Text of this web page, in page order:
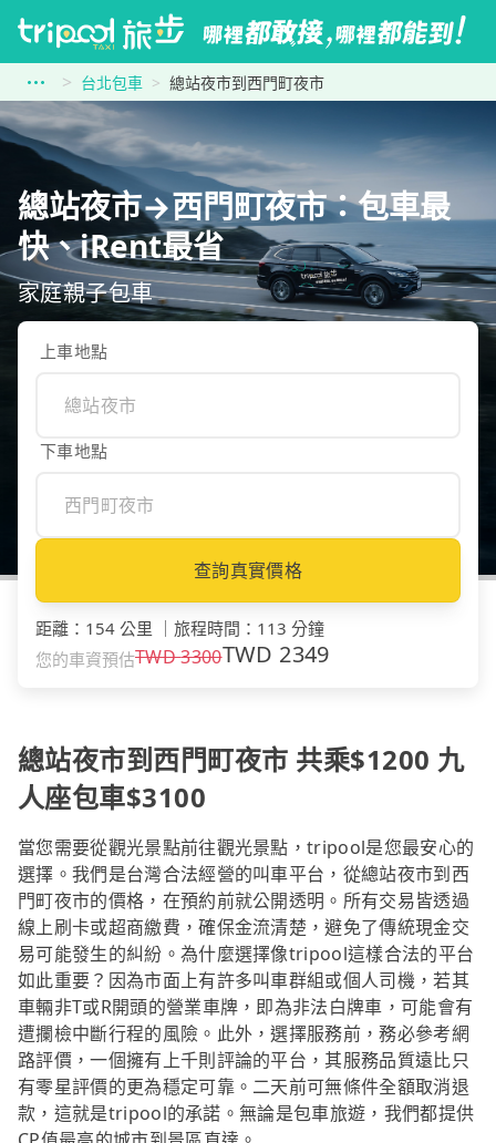
台北包車 總站夜市到西門町夜市
總站夜市→西門町夜市：包車最
快、iRent最省
家庭親子包車
上車地點
下車地點
查詢真實價格
距離 ： 154 公里 ｜ 旅程時間 ： 113 分鐘
您的車資預估TWD3300TWD 2349
總站夜市到西門町夜市 共乘$1200 九
人座包車$3100
當您需要從觀光景點前往觀光景點，tripool是您最安心的
選擇。我們是台灣合法經營的叫車平台，從總站夜市到西
門町夜市的價格，在預約前就公開透明。所有交易皆透過
線上刷卡或超商繳費，確保金流清楚，避免了傳統現金交
易可能發生的糾紛。為什麼選擇像tripool這樣合法的平台
如此重要？因為市面上有許多叫車群組或個人司機，若其
車輛非T或R開頭的營業車牌，即為非法白牌車，可能會有
遭攔檢中斷行程的風險。此外，選擇服務前，務必參考網
路評價，一個擁有上千則評論的平台，其服務品質遠比只
有零星評價的更為穩定可靠。二天前可無條件全額取消退
款，這就是tripool的承諾。無論是包車旅遊，我們都提供